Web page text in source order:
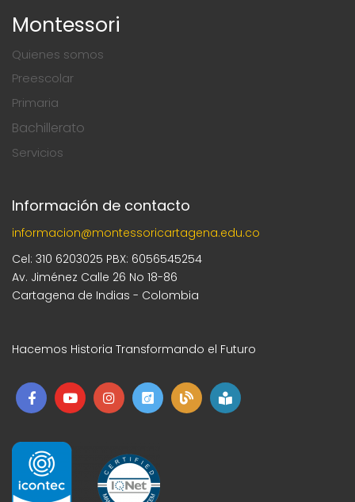
Montessori
Quienes somos
Preescolar
Primaria
Bachillerato
Servicios
Información de contacto
informacion@montessoricartagena.edu.co
Cel: 310 6203025 PBX: 6056545254
Av. Jiménez Calle 26 No 18-86
Cartagena de Indias - Colombia
Hacemos Historia Transformando el Futuro